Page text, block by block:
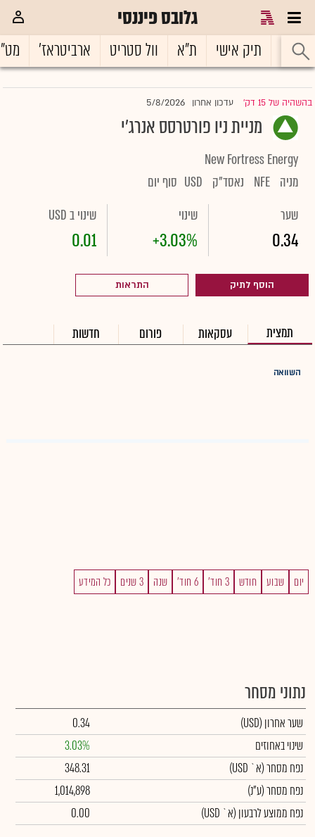
גלובס פיננסי
ראשי תיק אישי ת"א וול סטריט ארביטראז'
בהשהיה של 15 דק' |עדכון אחרון 5/8/2026
מניית ניו פורטרסס אנרג'י
New Fortress Energy
מניה NFE נאסד"ק USD סוף יום
שער
0.34
שינוי
+3.03%
שינוי ב USD
0.01
הוסף לתיק התראות
תמצית עסקאות פורום חדשות
השוואה
יום שבוע חודש 3 חוד' 6 חוד' שנה 3 שנים כל המידע
נתוני מסחר
שער אחרון (USD)
0.34
שינוי באחוזים
3.03%
נפח מסחר(א` USD)
348.31
נפח מסחר(ע"נ)
1,014,898
נפח ממוצע לרבעון (א` USD)
0.00